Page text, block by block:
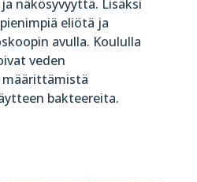
näkösyvyyttä. Lisäksi
eliötä ja
avulla. Koululla
veden
bakteereita.